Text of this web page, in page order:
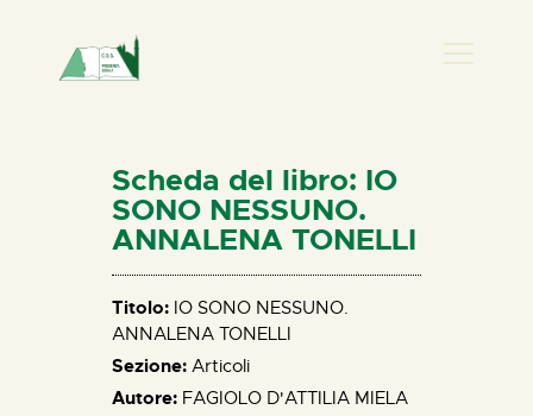
HOME
CHI SIAMO
NEWS
PERCORSI
BIBLIOTECA
ELISA SALERNO
CONTATTI
Scheda del libro: IO
SONO NESSUNO.
ANNALENA TONELLI
Titolo: IO SONO NESSUNO.
ANNALENA TONELLI
Sezione: Articoli
Autore: FAGIOLO D'ATTILIA MIELA